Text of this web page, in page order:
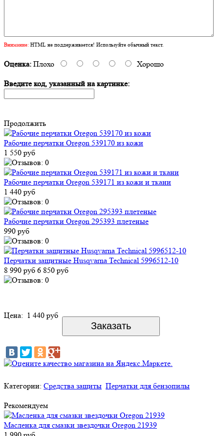
Внимание: HTML не поддерживается! Используйте обычный текст.
Оценка: Плохо Хорошо
Введите код, указанный на картинке:
Продолжить
Рабочие перчатки Oregon 539170 из кожи
1 550 руб
Рабочие перчатки Oregon 539171 из кожи и ткани
1 440 руб
Рабочие перчатки Oregon 295393 плетеные
990 руб
Перчатки защитные Husqvarna Technical 5996512-10
8 990 руб 6 850 руб
Цена: 1 440 руб
Категории: Средства защиты Перчатки для бензопилы
Рекомендуем
Масленка для смазки звездочки Oregon 21939